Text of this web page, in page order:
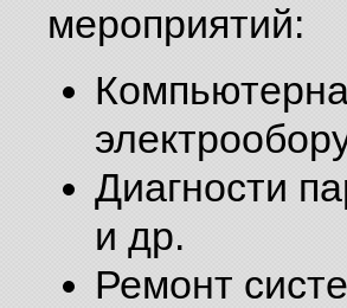
мероприятий:
Диагности
и др.
Ремонт